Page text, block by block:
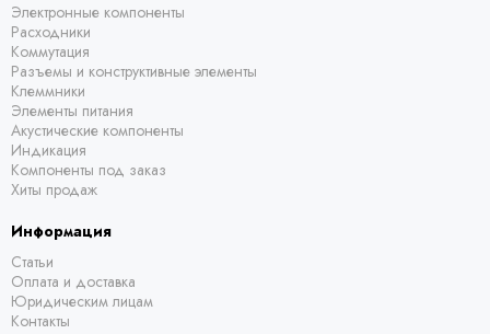
Электронные компоненты
Расходники
Коммутация
Разъемы и конструктивные элементы
Клеммники
Элементы питания
Акустические компоненты
Индикация
Компоненты под заказ
Хиты продаж
Информация
Статьи
Оплата и доставка
Юридическим лицам
Контакты